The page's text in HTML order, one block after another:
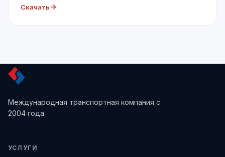
Скачать
Международная транспортная компания с
2004 года.
УСЛУГИ